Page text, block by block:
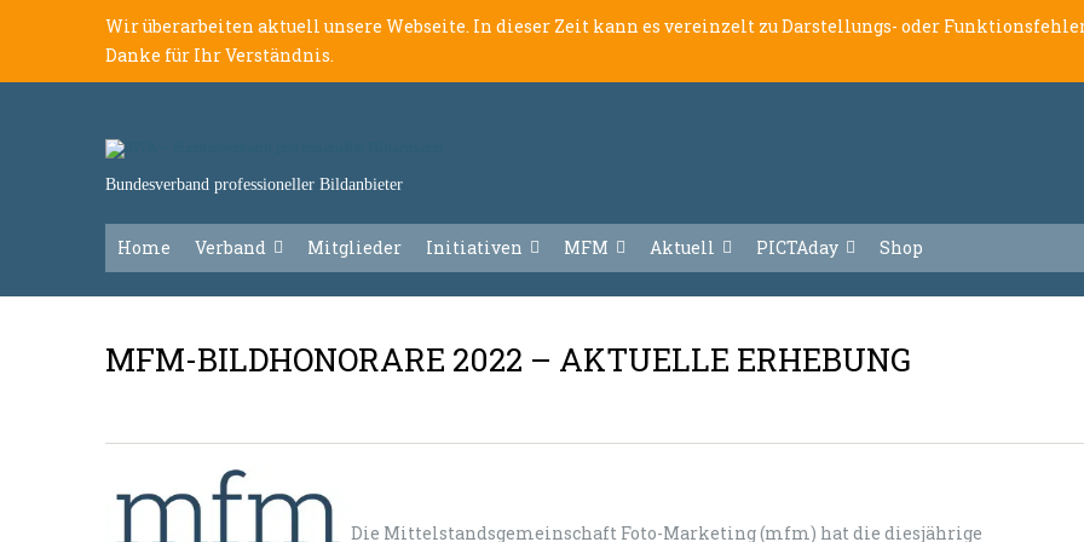
Wir überarbeiten aktuell unsere Webseite. In dieser Zeit kann es vereinzelt zu Darstellungs- oder
Danke für Ihr Verständnis.
Bundesverband professioneller Bildanbieter
Home Verband Mitglieder Initiativen MFM Aktuell PICTAday Shop
MFM-BILDHONORARE 2022 – AKTUELLE ERHEBUNG
Die Mittelstandsgemeinschaft Foto-Marketing (mfm) hat die diesjährige